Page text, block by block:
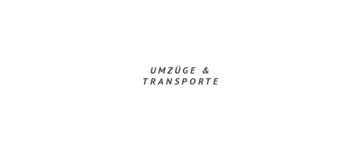
UMZÜGE &
TRANSPORTE